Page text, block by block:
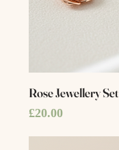
Rose Jewellery Set
Price
£20.00